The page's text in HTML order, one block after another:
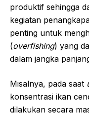
produktif sehingga
kegiatan
penting untuk
(overfishing) yang
dalam jangka
Misalnya, pada saat
konsentrasi ikan
dilakukan secara